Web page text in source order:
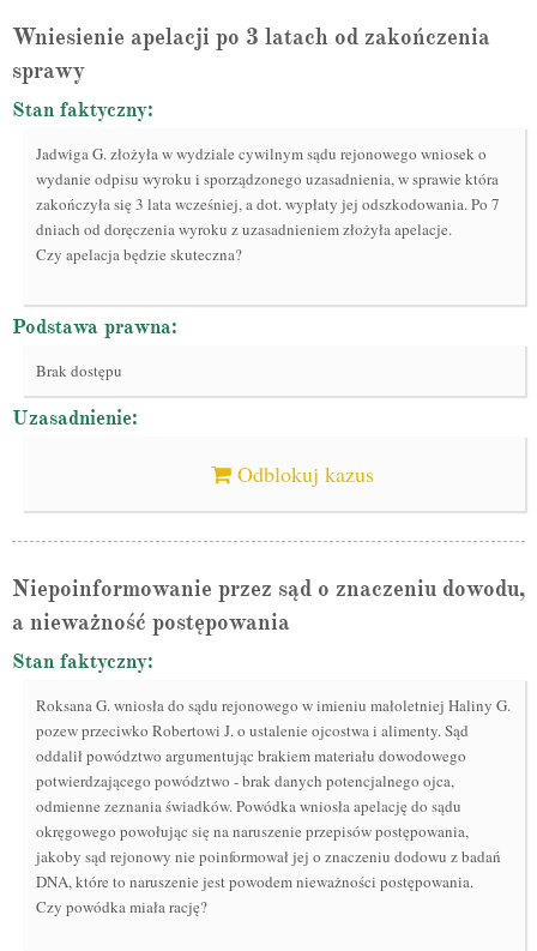
Wniesienie apelacji po 3 latach od zakończenia
sprawy
Stan faktyczny:
Jadwiga G. złożyła w wydziale cywilnym sądu rejonowego wniosek o
wydanie odpisu wyroku i sporządzonego uzasadnienia, w sprawie która
zakończyła się 3 lata wcześniej, a dot. wypłaty jej odszkodowania. Po 7
dniach od doręczenia wyroku z uzasadnieniem złożyła apelacje.
Czy apelacja będzie skuteczna?
Podstawa prawna:
Brak dostępu
Uzasadnienie:
Odblokuj kazus
Niepoinformowanie przez sąd o znaczeniu dowodu,
a nieważność postępowania
Stan faktyczny:
Roksana G. wniosła do sądu rejonowego w imieniu małoletniej Haliny G.
pozew przeciwko Robertowi J. o ustalenie ojcostwa i alimenty. Sąd
oddalił powództwo argumentując brakiem materiału dowodowego
potwierdzającego powództwo - brak danych potencjalnego ojca,
odmienne zeznania świadków. Powódka wniosła apelację do sądu
okręgowego powołując się na naruszenie przepisów postępowania,
jakoby sąd rejonowy nie poinformował jej o znaczeniu dodowu z badań
DNA, które to naruszenie jest powodem nieważności postępowania.
Czy powódka miała rację?